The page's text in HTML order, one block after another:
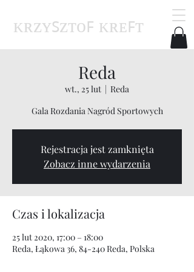
ᴋʀᴢʏꜱᴢᴛᴏꜰ ᴋʀᴇꜰᴛ
Reda
wt., 25 lut
  |
Reda
Gala Rozdania Nagród Sportowych
Rejestracja jest zamknięta
Zobacz inne wydarzenia
Czas i lokalizacja
25 lut 2020, 17:00 – 18:00
Reda, Łąkowa 36, 84-240 Reda, Polska